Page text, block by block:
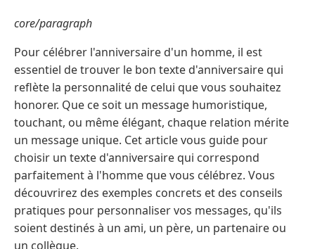
core/paragraph
Pour célébrer l'anniversaire d'un homme, il est
essentiel de trouver le bon texte d'anniversaire qui
reflète la personnalité de celui que vous souhaitez
honorer. Que ce soit un message humoristique,
touchant, ou même élégant, chaque relation mérite
un message unique. Cet article vous guide pour
choisir un texte d'anniversaire qui correspond
parfaitement à l'homme que vous célébrez. Vous
découvrirez des exemples concrets et des conseils
pratiques pour personnaliser vos messages, qu'ils
soient destinés à un ami, un père, un partenaire ou
un collègue.